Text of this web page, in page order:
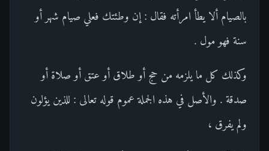
بالصيام ألا يطأ امرأته فقال : إن وطئتك فعلي صيام شهر أو
سنة فهو مول .
وكذلك كل ما يلزمه من حج أو طلاق أو عتق أو صلاة أو
صدقة . والأصل في هذه الجملة عموم قوله تعالى : للذين يؤلون
ولم يفرق ،